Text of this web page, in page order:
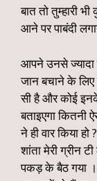
बात तो तुम्हारी
आने पर पाबंदी
आपने उनसे ज्यादा
जान बचाने के लिए
सी है और कोई
बताइएगा
ने ही वार किया हो ?
शांता मेरी ग्रीन
पकड़ के बैठ गया ।